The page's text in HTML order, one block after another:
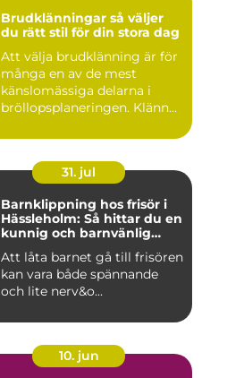
Brudklänningar så väljer
du rätt stil för din stora dag
Att välja brudklänning är för
många en av de mest
känslomässiga delarna i
bröllopsplaneringen. Klänn...
31. jul
Barnklippning hos frisör i
Hässleholm: Så hittar du en
kunnig och barnvänlig
Att låta barnet gå till frisören
kan vara både spännande
och lite nerv&o...
10. jun